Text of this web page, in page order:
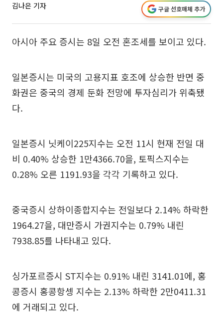
김나은 기자 구글 선호매체 추가
아시아 주요 증시는 8일 오전 혼조세를 보이고 있다.
일본증시는 미국의 고용지표 호조에 상승한 반면 중
화권은 중국의 경제 둔화 전망에 투자심리가 위축됐
다.
일본증시 닛케이225지수는 오전 11시 현재 전일 대
비 0.40% 상승한 1만4366.70을, 토픽스지수는
0.28% 오른 1191.93을 각각 기록하고 있다.
중국증시 상하이종합지수는 전일보다 2.14% 하락한
1964.27을, 대만증시 가권지수는 0.79% 내린
7938.85를 나타내고 있다.
싱가포르증시 ST지수는 0.91% 내린 3141.01에, 홍
콩증시 홍콩항셍 지수는 2.13% 하락한 2만0411.31
에 거래되고 있다.